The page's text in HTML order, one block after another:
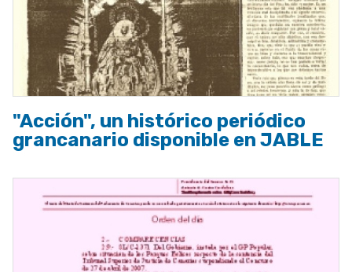
"Acción", un histórico periódico
grancanario disponible en JABLE